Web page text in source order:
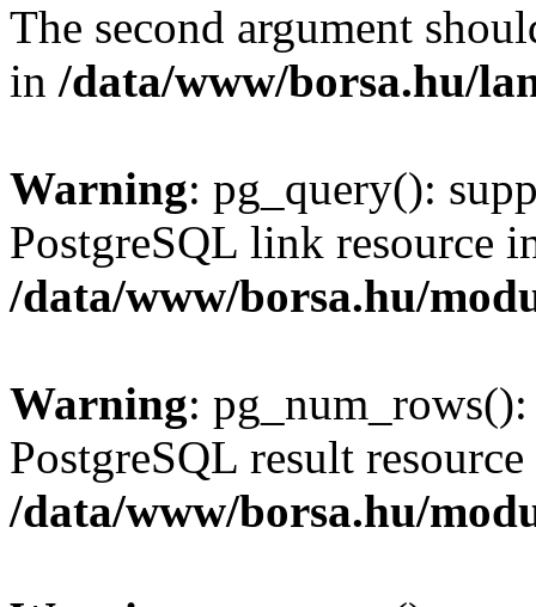
The second argument
in /data/www/borsa.hu/
Warning: pg_query():
PostgreSQL link resource
/data/www/borsa.hu/
Warning:
PostgreSQL result
/data/www/borsa.hu/